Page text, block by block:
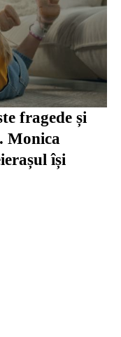
fragede și
Monica
își